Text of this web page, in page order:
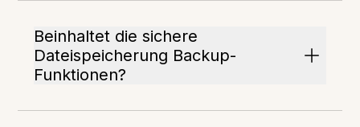
Beinhaltet die sichere
Dateispeicherung Backup-
Funktionen?